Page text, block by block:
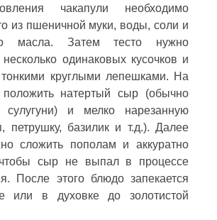
чакапули необходимо
из пшеничной муки, воды, соли и
масла. Затем тесто нужно
одинаковых кусочков и
тонкими круглыми лепешками. На
натертый сыр (обычно
сулугуни) и мелко нарезанную
петрушку, базилик и т.д.). Далее
сложить пополам и аккуратно
сыр не выпал в процессе
После этого блюдо запекается
или в духовке до золотистой